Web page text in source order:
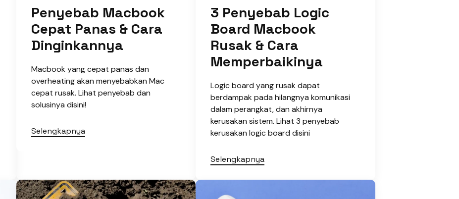
Penyebab Macbook
Cepat Panas & Cara
Dinginkannya
Macbook yang cepat panas dan
overheating akan menyebabkan Mac
cepat rusak. Lihat penyebab dan
solusinya disini!
Selengkapnya
3 Penyebab Logic
Board Macbook
Rusak & Cara
Memperbaikinya
Logic board yang rusak dapat
berdampak pada hilangnya komunikasi
dalam perangkat, dan akhirnya
kerusakan sistem. Lihat 3 penyebab
kerusakan logic board disini
Selengkapnya